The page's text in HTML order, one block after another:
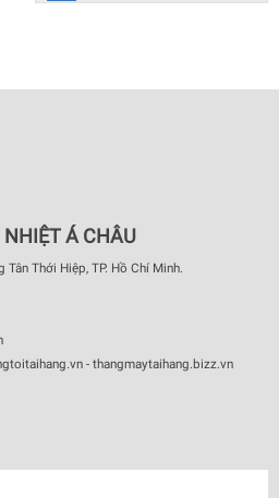
Á CHÂU
Thới Hiệp, TP. Hồ Chí Minh.
- thangmaytaihang.bizz.vn